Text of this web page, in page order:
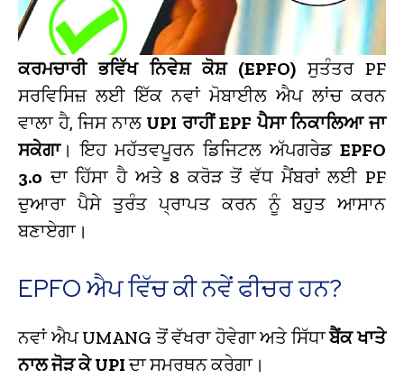
ਕਰਮਚਾਰੀ ਭਵਿੱਖ ਨਿਵੇਸ਼ ਕੋਸ਼ (EPFO) ਸੁਤੰਤਰ PF
ਸਰਵਿਸਿਜ਼ ਲਈ ਇੱਕ ਨਵਾਂ ਮੋਬਾਈਲ ਐਪ ਲਾਂਚ ਕਰਨ
ਵਾਲਾ ਹੈ, ਜਿਸ ਨਾਲ UPI ਰਾਹੀਂ EPF ਪੈਸਾ ਨਿਕਾਲਿਆ ਜਾ
ਸਕੇਗਾ। ਇਹ ਮਹੱਤਵਪੂਰਨ ਡਿਜਿਟਲ ਅੱਪਗਰੇਡ EPFO
3.0 ਦਾ ਹਿੱਸਾ ਹੈ ਅਤੇ 8 ਕਰੋੜ ਤੋਂ ਵੱਧ ਮੈਂਬਰਾਂ ਲਈ PF
ਦੁਆਰਾ ਪੈਸੇ ਤੁਰੰਤ ਪ੍ਰਾਪਤ ਕਰਨ ਨੂੰ ਬਹੁਤ ਆਸਾਨ
ਬਣਾਏਗਾ।
EPFO ਐਪ ਵਿੱਚ ਕੀ ਨਵੇਂ ਫੀਚਰ ਹਨ?
ਨਵਾਂ ਐਪ UMANG ਤੋਂ ਵੱਖਰਾ ਹੋਵੇਗਾ ਅਤੇ ਸਿੱਧਾਬੈਂਕ ਖਾਤੇ
ਨਾਲ ਜੋੜ ਕੇ UPIਦਾ ਸਮਰਥਨ ਕਰੇਗਾ।